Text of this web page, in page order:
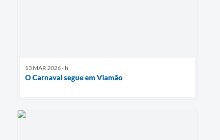
13 MAR 2026 - h
O Carnaval segue em Viamão